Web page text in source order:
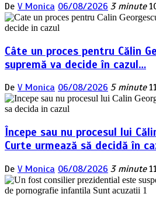
De V Monica 06/08/2026 3 minute
Câte un proces pentru Călin
supremă va decide în cazul…
De V Monica 06/08/2026 5 minute
Începe sau nu procesul lui
Curte urmează să decidă în
De V Monica 06/08/2026 3 minute